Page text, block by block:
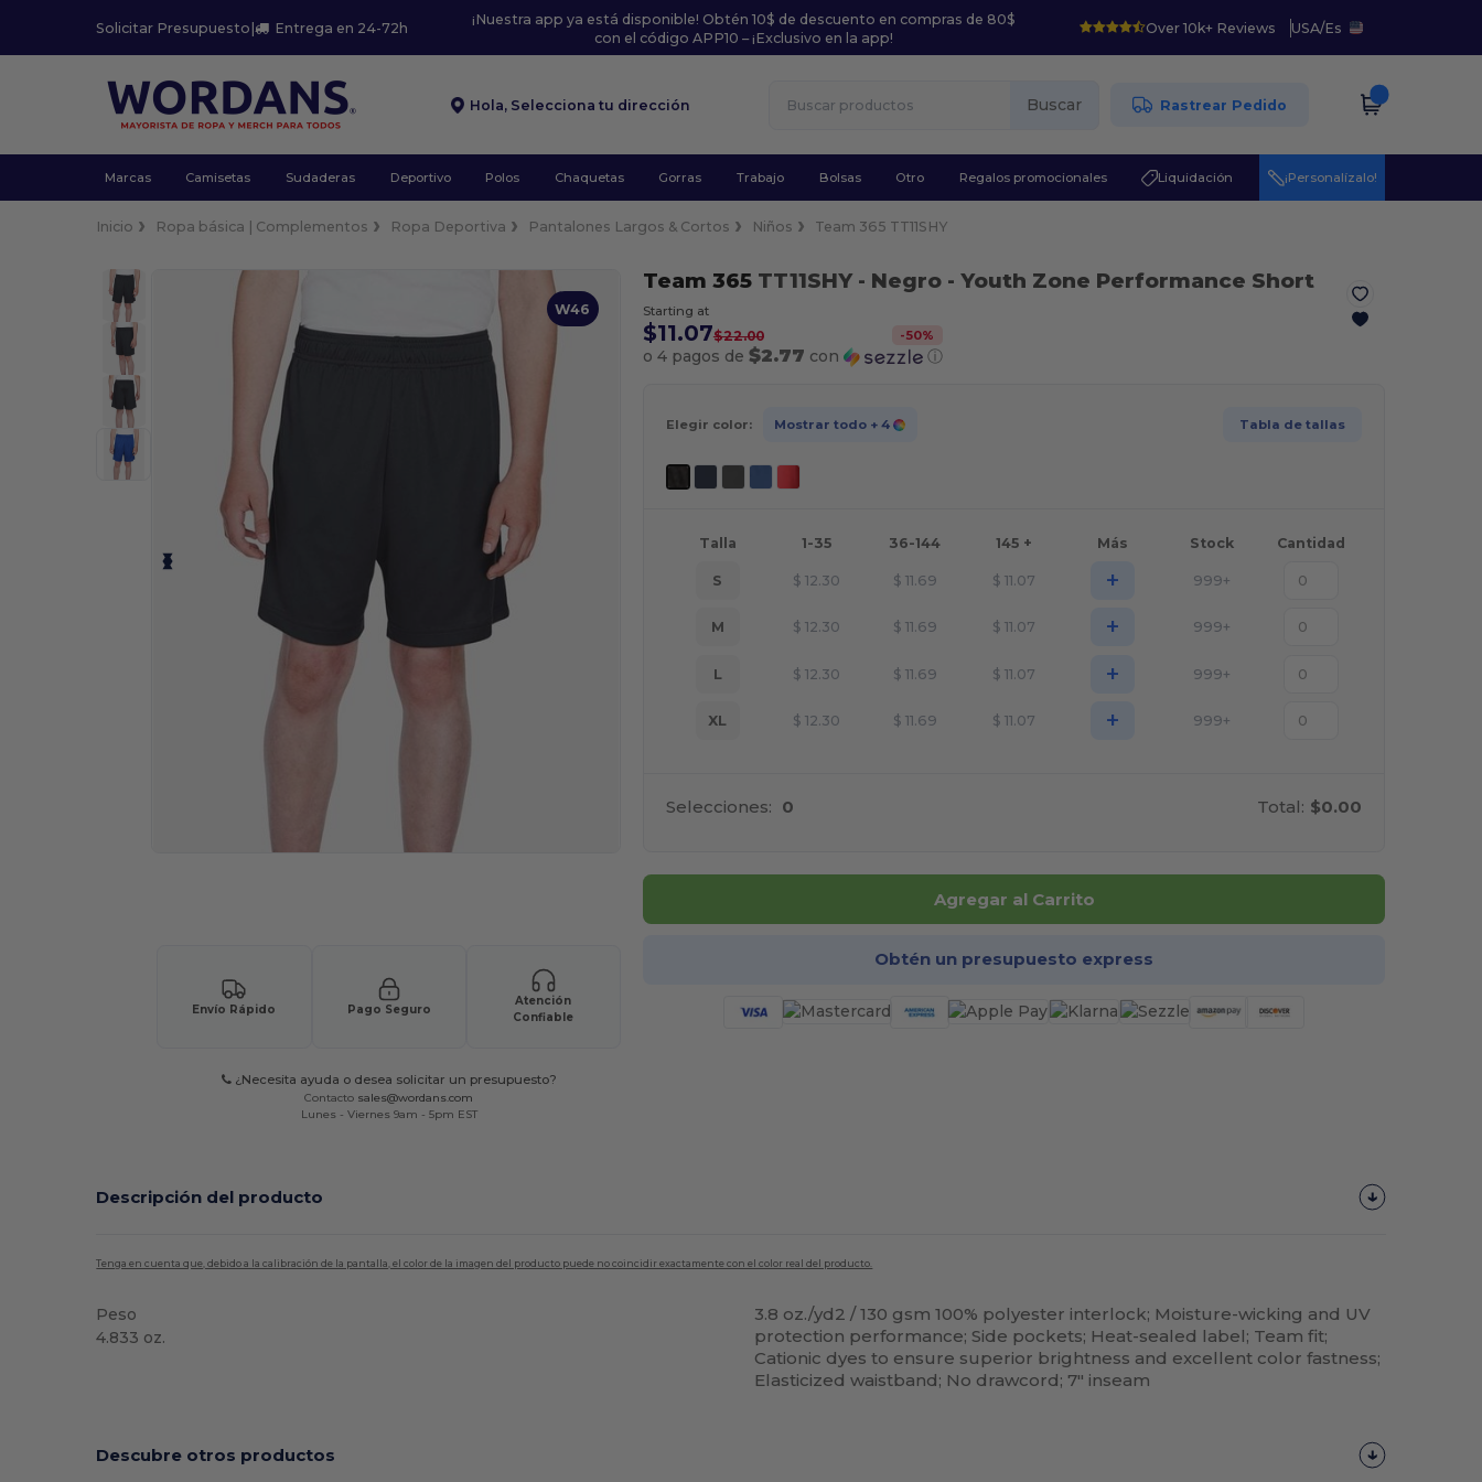
Solicitar Presupuesto | Entrega en 24-72h
¡Nuestra app ya está disponible! Obtén 10$ de descuento en compras de 80$
con el código APP10 – ¡Exclusivo en la app!
Over 10k+ Reviews USA/Es
Hola, Selecciona tu dirección Buscar Rastrear Pedido
Marcas Camisetas Sudaderas Deportivo Polos Chaquetas Gorras Trabajo Bolsas Otro Regalos promocionales Liquidación ¡Personalízalo!
Inicio Ropa básica | Complementos Ropa Deportiva Pantalones Largos & Cortos Niños Team 365 TT11SHY
W46
Envío Rápido Pago Seguro
Atención
Confiable
¿Necesita ayuda o desea solicitar un presupuesto?
Contacto sales@wordans.com
Lunes - Viernes 9am - 5pm EST
Team 365TT11SHY - Negro- Youth Zone Performance Short
Starting at
$11.07$22.00 -50%
o 4 pagos de $2.77 con ⓘ
Elegir color: Mostrar todo + 4 Tabla de tallas
Talla 1-35 36-144 145 + Más Stock Cantidad
S $ 12.30 $ 11.69 $ 11.07 + 999+
M $ 12.30 $ 11.69 $ 11.07 + 999+
L $ 12.30 $ 11.69 $ 11.07 + 999+
XL $ 12.30 $ 11.69 $ 11.07 + 999+
Selecciones: 0 Total: $0.00
Agregar al Carrito
Obtén un presupuesto express
Descripción del producto
Tenga en cuenta que, debido a la calibración de la pantalla, el color de la imagen del producto puede no coincidir exactamente con el color real del producto.
Peso
4.833 oz.
3.8 oz./yd2 / 130 gsm 100% polyester interlock; Moisture-wicking and UV
protection performance; Side pockets; Heat-sealed label; Team fit;
Cationic dyes to ensure superior brightness and excellent color fastness;
Elasticized waistband; No drawcord; 7" inseam
Descubre otros productos